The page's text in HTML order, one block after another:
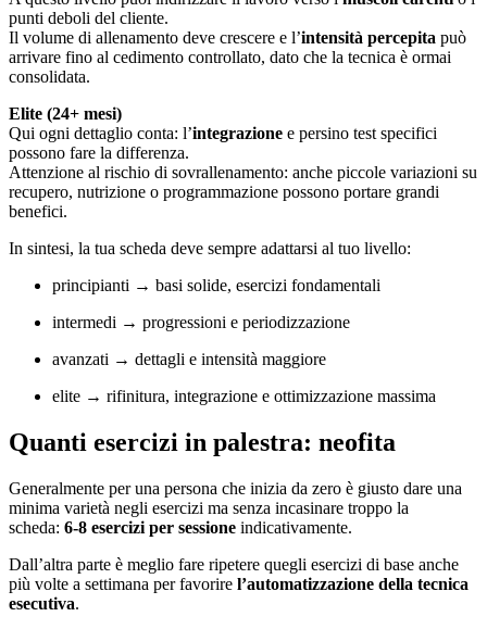
punti deboli del cliente.
Il volume di allenamento deve crescere e l’intensità percepita può
arrivare fino al cedimento controllato, dato che la tecnica è ormai
consolidata.
Elite (24+ mesi)
Qui ogni dettaglio conta: l’integrazione e persino test specifici
possono fare la differenza.
Attenzione al rischio di sovrallenamento: anche piccole variazioni su
recupero, nutrizione o programmazione possono portare grandi
benefici.
In sintesi, la tua scheda deve sempre adattarsi al tuo livello:
principianti → basi solide, esercizi fondamentali
intermedi → progressioni e periodizzazione
avanzati → dettagli e intensità maggiore
elite → rifinitura, integrazione e ottimizzazione massima
Quanti esercizi in palestra: neofita
Generalmente per una persona che inizia da zero è giusto dare una
minima varietà negli esercizi ma senza incasinare troppo la
scheda: 6-8 esercizi per sessione indicativamente.
Dall’altra parte è meglio fare ripetere quegli esercizi di base anche
più volte a settimana per favorire l’automatizzazione della tecnica
esecutiva.